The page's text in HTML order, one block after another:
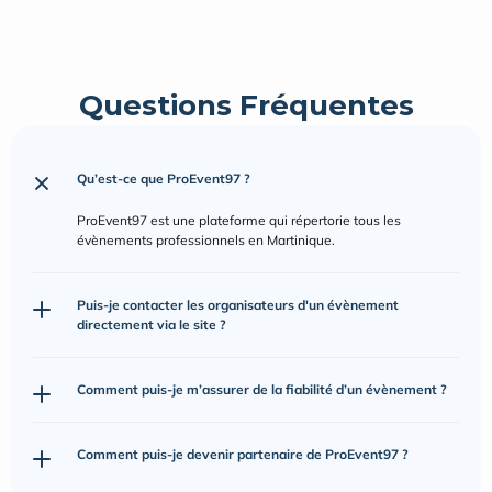
Questions Fréquentes
Qu’est-ce que ProEvent97 ?
ProEvent97 est une plateforme qui répertorie tous les
évènements professionnels en Martinique.
Puis-je contacter les organisateurs d'un évènement
directement via le site ?
Comment puis-je m’assurer de la fiabilité d’un évènement ?
Comment puis-je devenir partenaire de ProEvent97 ?